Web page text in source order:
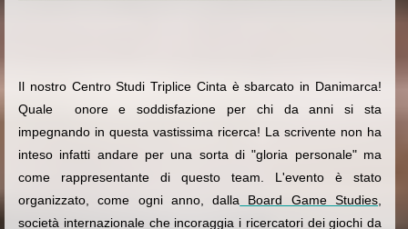
Il nostro Centro Studi Triplice Cinta è sbarcato in Danimarca!
Quale onore e soddisfazione per chi da anni si sta
impegnando in questa vastissima ricerca! La scrivente non ha
inteso infatti andare per una sorta di "gloria personale" ma
come rappresentante di questo team. L'evento è stato
organizzato, come ogni anno, dalla Board Game Studies,
società internazionale che incoraggia i ricercatori dei giochi da